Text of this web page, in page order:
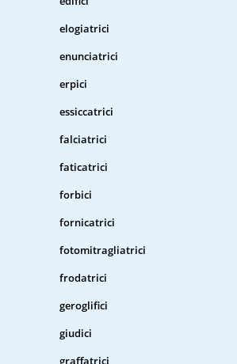
elogiatrici
enunciatrici
erpici
essiccatrici
falciatrici
faticatrici
forbici
fornicatrici
fotomitragliatrici
frodatrici
geroglifici
giudici
graffatrici